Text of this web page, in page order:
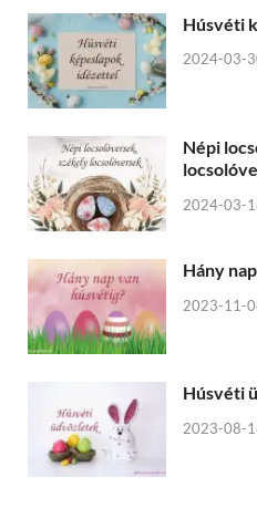
Húsvéti
2024-03-
Népi
2024-03-
Hány
2023-11-
Húsvéti
2023-08-